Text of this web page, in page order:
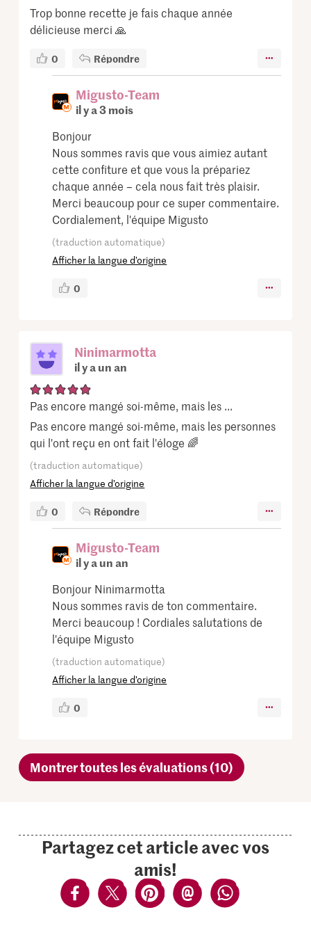
Trop bonne recette je fais chaque année
délicieuse merci 🙏
0 Répondre
Migusto-Team
il y a 3 mois
Bonjour
Nous sommes ravis que vous aimiez autant
cette confiture et que vous la prépariez
chaque année – cela nous fait très plaisir.
Merci beaucoup pour ce super commentaire.
Cordialement, l'équipe Migusto
(traduction automatique)
Afficher la langue d’origine
0
Ninimarmotta
il y a un an
Pas encore mangé soi-même, mais les ...
Pas encore mangé soi-même, mais les personnes
qui l'ont reçu en ont fait l'éloge 🌈
(traduction automatique)
Afficher la langue d’origine
0 Répondre
Migusto-Team
il y a un an
Bonjour Ninimarmotta
Nous sommes ravis de ton commentaire.
Merci beaucoup ! Cordiales salutations de
l'équipe Migusto
(traduction automatique)
Afficher la langue d’origine
0
Montrer toutes les évaluations (10)
Partagez cet article avec vos
amis!